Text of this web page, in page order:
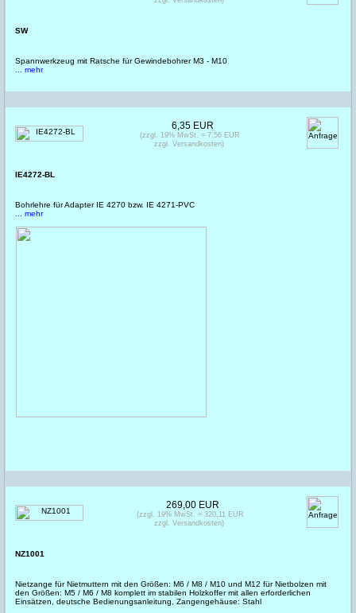
SW
Spannwerkzeug mit Ratsche für Gewindebohrer M3 - M10
... mehr
IE4272-BL
Bohrlehre für Adapter IE 4270 bzw. IE 4271-PVC
... mehr
6,35 EUR
(zzgl. 19% MwSt. = 7,56 EUR
zzgl. Versandkosten)
NZ1001
Nietzange für Nietmuttern mit den Größen: M6 / M8 / M10 und M12 für Nietbolzen mit
den Größen: M5 / M6 / M8 komplett im stabilen Holzkoffer mit allen erforderlichen
Einsätzen, deutsche Bedienungsanleitung, Zangengehäuse: Stahl
269,00 EUR
(zzgl. 19% MwSt. = 320,11 EUR
zzgl. Versandkosten)